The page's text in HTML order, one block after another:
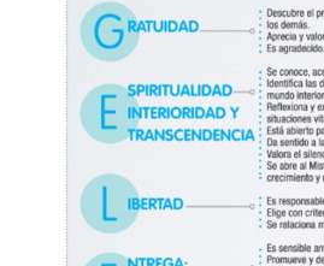
Orientación Académica y Profesional
PASTORAL
Perfil del alumno
Lema curso 24/25
Propuesta Pedagógica
Interioridad